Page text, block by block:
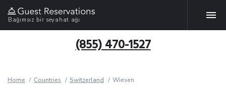
Bağımsız bir seyahat ağı
(855) 470-1527
Home Countries Switzerland Wiesen